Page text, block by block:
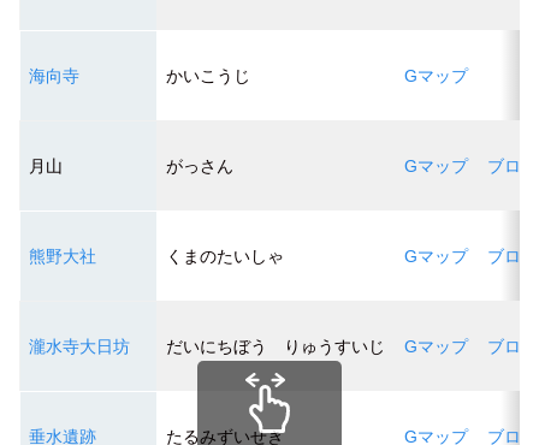
海向寺 かいこうじ Gマップ
月山 がっさん Gマップ ブロ
熊野大社 くまのたいしゃ Gマップ ブロ
瀧水寺大日坊 だいにちぼう りゅうすいじ Gマップ ブロ
垂水遺跡 たるみずいせき Gマップ ブロ